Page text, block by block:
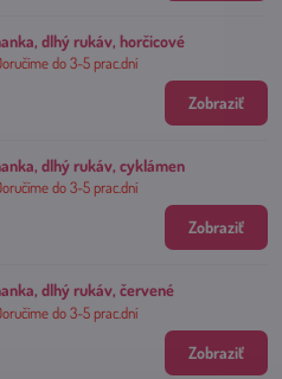
dlhý rukáv, horčicové
do 3-5 prac.dní
Zobraziť
dlhý rukáv, cyklámen
do 3-5 prac.dní
Zobraziť
dlhý rukáv, červené
do 3-5 prac.dní
Zobraziť